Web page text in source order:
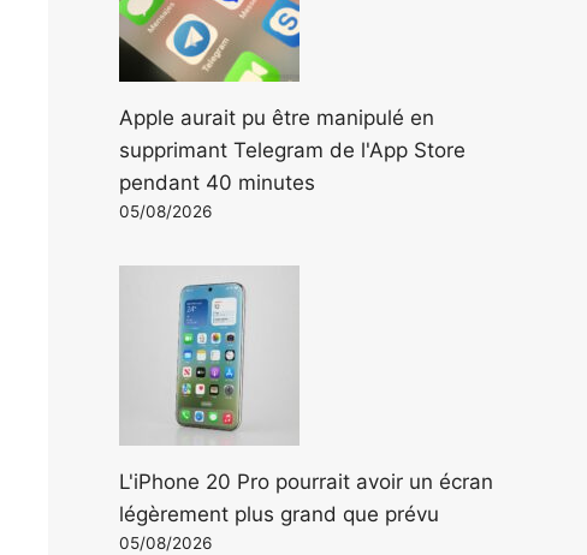
Apple aurait pu être manipulé en
supprimant Telegram de l'App Store
pendant 40 minutes
05/08/2026
L'iPhone 20 Pro pourrait avoir un écran
légèrement plus grand que prévu
05/08/2026